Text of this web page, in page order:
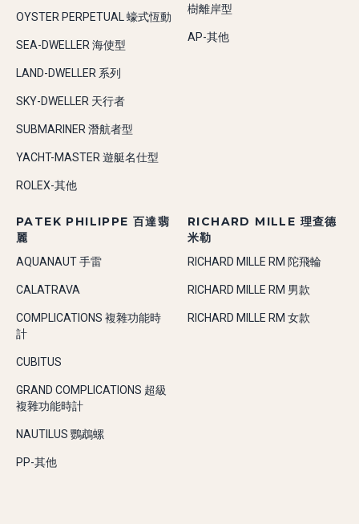
OYSTER PERPETUAL 蠔式恆動
SEA-DWELLER 海使型
LAND-DWELLER 系列
SKY-DWELLER 天行者
SUBMARINER 潛航者型
YACHT-MASTER 遊艇名仕型
ROLEX-其他
樹離岸型
AP-其他
PATEK PHILIPPE 百達翡
麗
AQUANAUT 手雷
CALATRAVA
COMPLICATIONS 複雜功能時
計
CUBITUS
GRAND COMPLICATIONS 超級
複雜功能時計
NAUTILUS 鸚鵡螺
PP-其他
RICHARD MILLE 理查德
米勒
RICHARD MILLE RM 陀飛輪
RICHARD MILLE RM 男款
RICHARD MILLE RM 女款